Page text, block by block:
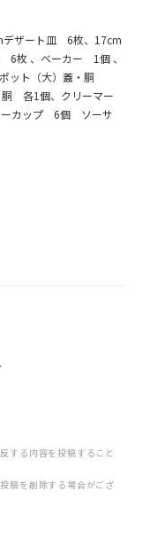
デザート皿 6枚、17cm
枚 、ベーカー 1個 、
ット（大）蓋・胴
各1個、クリーマー
ーカップ 6個 ソーサ
する内容を投稿すること
稿を削除する場合がござ